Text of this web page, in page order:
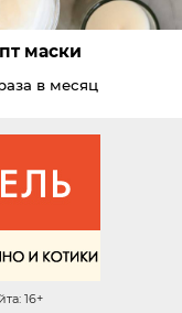
маски
в месяц
16+